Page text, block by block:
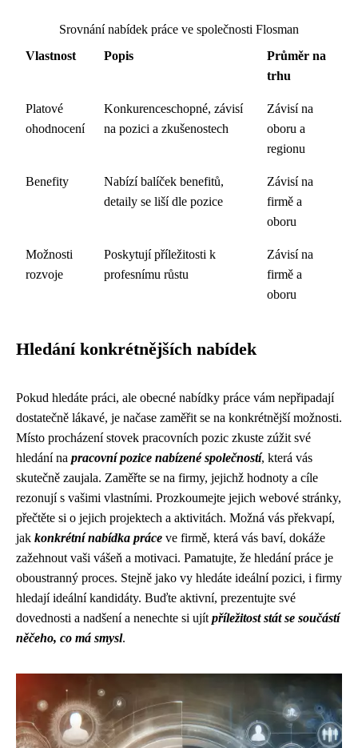
Srovnání nabídek práce ve společnosti Flosman
Vlastnost
Popis
Průměr na
trhu
Platové
ohodnocení
Konkurenceschopné, závisí
na pozici a zkušenostech
Závisí na
oboru a
regionu
Benefity
Nabízí balíček benefitů,
detaily se liší dle pozice
Závisí na
firmě a
oboru
Možnosti
rozvoje
Poskytují příležitosti k
profesnímu růstu
Závisí na
firmě a
oboru
Hledání konkrétnějších nabídek
Pokud hledáte práci, ale obecné nabídky práce vám nepřipadají
dostatečně lákavé, je načase zaměřit se na konkrétnější možnosti.
Místo procházení stovek pracovních pozic zkuste zúžit své
hledání na pracovní pozice nabízené společností, která vás
skutečně zaujala. Zaměřte se na firmy, jejichž hodnoty a cíle
rezonují s vašimi vlastními. Prozkoumejte jejich webové stránky,
přečtěte si o jejich projektech a aktivitách. Možná vás překvapí,
jak konkrétní nabídka práce ve firmě, která vás baví, dokáže
zažehnout vaši vášeň a motivaci. Pamatujte, že hledání práce je
oboustranný proces. Stejně jako vy hledáte ideální pozici, i firmy
hledají ideální kandidáty. Buďte aktivní, prezentujte své
dovednosti a nadšení a nenechte si ujít příležitost stát se součástí
něčeho, co má smysl.